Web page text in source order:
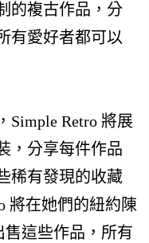
的複古作品，分
有愛好者都可以
Simple Retro 將展
，分享每件作品
稀有發現的收藏
將在她們的紐約陳
售這些作品，所有